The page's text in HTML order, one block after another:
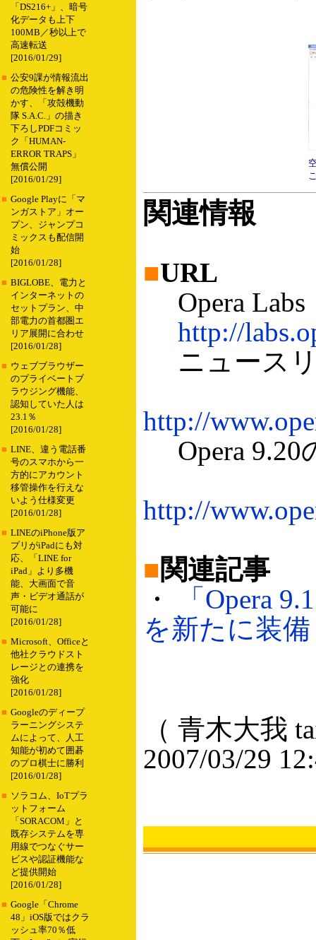
「DS216+」、暗号
化データも上下
100MB／秒以上で
高速転送
[2016/01/29]
■ 公安9課が情報流出
の危険性を解き明
かす、「攻殻機動
隊 S.A.C.」の描き
下ろしPDFコミッ
ク「HUMAN-
ERROR TRAPS」
無償公開
[2016/01/29]
■ Google Playに「マ
ンガストア」オー
プン、ジャンプコ
ミックスも配信開
始
[2016/01/28]
■ BIGLOBE、電力と
インターネットの
セットプラン、中
部電力の首都圏エ
リア展開に合わせ
[2016/01/28]
■ ウェブブラウザー
のプライベートブ
ラウジング機能、
認知していた人は
23.1％
[2016/01/28]
■ LINE、違う電話番
号のスマホから一
方的にアカウント
移管操作を行えな
いよう仕様変更
[2016/01/28]
■ LINEのiPhone版ア
プリがiPadにも対
応、「LINE for
iPad」より多機
能、大画面で音
声・ビデオ通話が
可能に
[2016/01/28]
■ Microsoft、Officeと
他社クラウドスト
レージとの連携を
強化
[2016/01/28]
■ Googleのディープ
ラーニングシステ
ムによって、人工
知能が初めて囲碁
のプロ棋士に勝利
[2016/01/28]
■ ソラコム、IoTプラ
ットフォーム
「SORACOM」と
既存システムを専
用線でつなぐサー
ビスや認証機能な
ど提供開始
[2016/01/28]
■ Google「Chrome
48」iOS版ではクラ
ッシュ率70％低
関連情報
■URL
Opera Labs
http://
ニュースリ
http://
Opera 9.20
http://
■関連記事
・
「Opera
を新たに装備
（ 青木大我
2007/03/29